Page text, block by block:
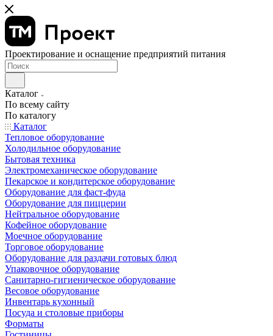
Проектирование и оснащение предприятий питания
Каталог
По всему сайту
По каталогу
Каталог
Тепловое оборудование
Холодильное оборудование
Бытовая техника
Электромеханическое оборудование
Пекарское и кондитерское оборудование
Оборудование для фаст-фуда
Оборудование для пиццерии
Нейтральное оборудование
Кофейное оборудование
Моечное оборудование
Торговое оборудование
Оборудование для раздачи готовых блюд
Упаковочное оборудование
Санитарно-гигиеническое оборудование
Весовое оборудование
Инвентарь кухонный
Посуда и столовые приборы
Форматы